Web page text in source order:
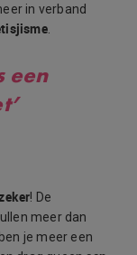
in verband
.
een
! De
meer dan
ben je meer een